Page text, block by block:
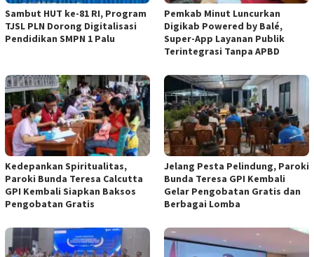
Sambut HUT ke-81 RI, Program
TJSL PLN Dorong Digitalisasi
Pendidikan SMPN 1 Palu
Pemkab Minut Luncurkan
Digikab Powered by Balé,
Super-App Layanan Publik
Terintegrasi Tanpa APBD
Kedepankan Spiritualitas,
Paroki Bunda Teresa Calcutta
GPI Kembali Siapkan Baksos
Pengobatan Gratis
Jelang Pesta Pelindung, Paroki
Bunda Teresa GPI Kembali
Gelar Pengobatan Gratis dan
Berbagai Lomba